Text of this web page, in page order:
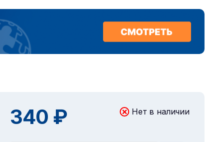
340 ₽ Нет в наличии